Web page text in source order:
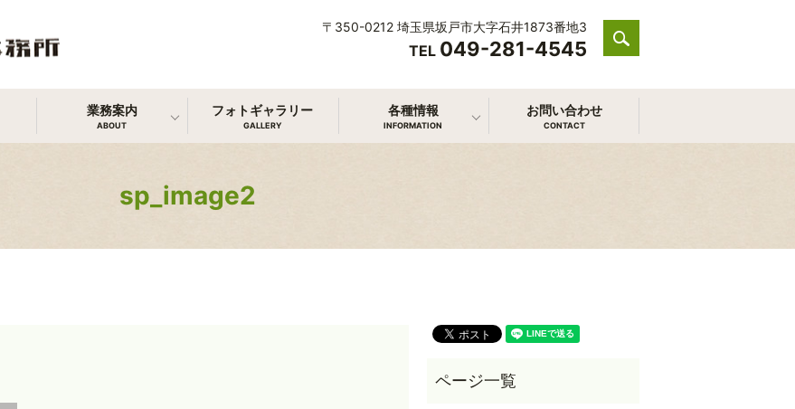
〒350-0212 埼玉県坂戸市大字石井1873番地3
TEL 049-281-4545
業務案内
ABOUT
フォトギャラリー
GALLERY
各種情報
INFORMATION
お問い合わせ
CONTACT
search
sp_image2